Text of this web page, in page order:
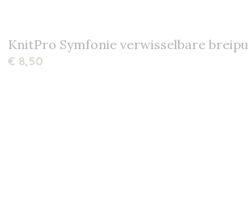
KnitPro Symfonie verwisselbare
€ 8,50